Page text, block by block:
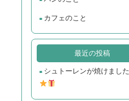
カフェのこと
最近の投稿
シュトーレンが焼けました